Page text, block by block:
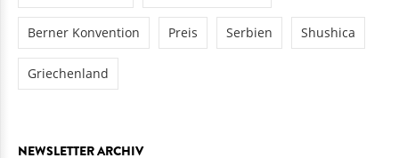
Berner Konvention Preis Serbien Shushica
Griechenland